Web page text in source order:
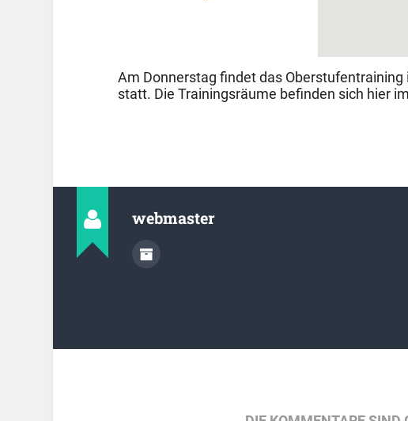
Am Donnerstag findet das
statt. Die Trainingsräume befinden sich hier
webmaster